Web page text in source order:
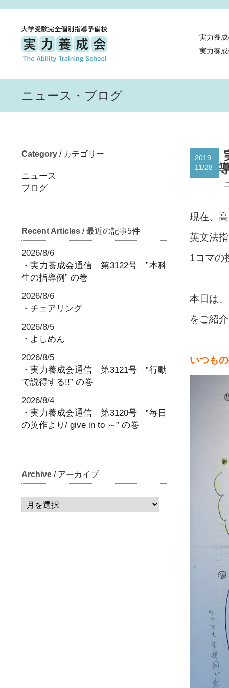
実力養
実力養
ニュース・ブログ
Category / カテゴリー
ニュース
ブログ
Recent Articles / 最近の記事5件
2026/8/6
・実力養成会通信 第3122号 ”本科
生の指導例” の巻
2026/8/6
・チェアリング
2026/8/5
・よしめん
2026/8/5
・実力養成会通信 第3121号 ”行動
で説得する!!” の巻
2026/8/4
・実力養成会通信 第3120号 ”毎日
の英作より/ give in to ～” の巻
Archive / アーカイブ
2019
11/28
現在、
英文法
1コマの
本日は
をご紹
いつも